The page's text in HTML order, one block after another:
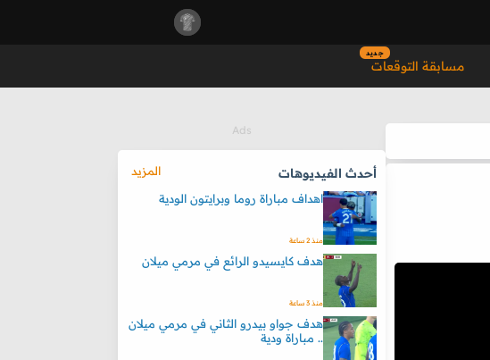
مسابقة التوقعات
جديد
أحدث الفيديوهات
المزيد
اهداف مباراة روما وبرايتون الودية
منذ 2 ساعة
هدف كايسيدو الرائع في مرمي ميلان
منذ 3 ساعة
هدف جواو بيدرو الثاني في مرمي ميلان
.. مباراة ودية